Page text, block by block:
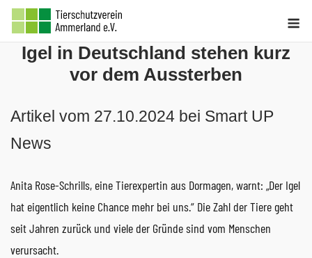
Skip
contentIgel in Deutschland stehen kurz
vor dem Aussterben
Artikel vom 27.10.2024 bei Smart UP
News
Anita Rose-Schrills, eine Tierexpertin aus Dormagen, warnt: „Der Igel
hat eigentlich keine Chance mehr bei uns.“ Die Zahl der Tiere geht
seit Jahren zurück und viele der Gründe sind vom Menschen
verursacht.